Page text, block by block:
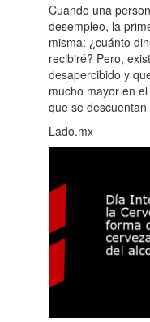
Cuando una
desempleo, la
misma: ¿cuánto
recibiré? Pero,
desapercibido y
mucho mayor en
que se
Lado.mx